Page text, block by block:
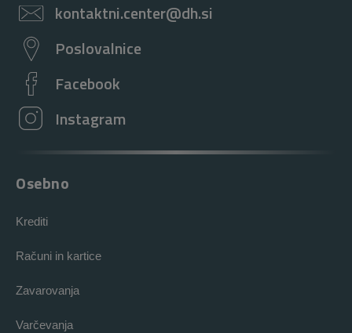
kontaktni.center@dh.si
Poslovalnice
Facebook
Instagram
Osebno
Krediti
Računi in kartice
Zavarovanja
Varčevanja